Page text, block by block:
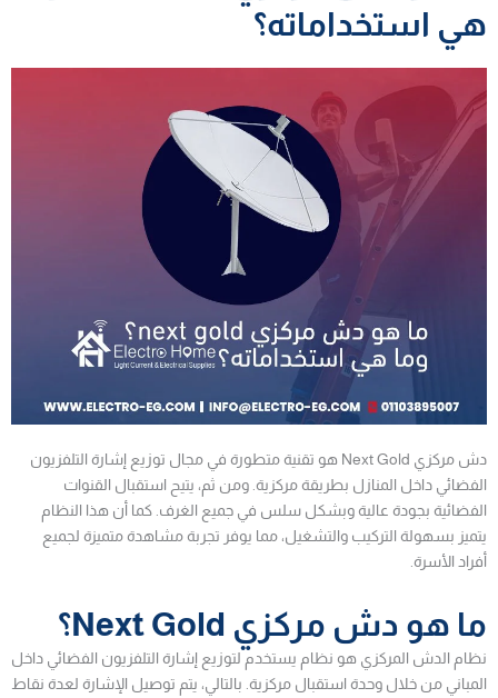
هي استخداماته؟
دش مركزي Next Gold هو تقنية متطورة في مجال توزيع إشارة التلفزيون
الفضائي داخل المنازل بطريقة مركزية. ومن ثم، يتيح استقبال القنوات
الفضائية بجودة عالية وبشكل سلس في جميع الغرف. كما أن هذا النظام
يتميز بسهولة التركيب والتشغيل، مما يوفر تجربة مشاهدة متميزة لجميع
أفراد الأسرة.
ما هو دش مركزي Next Gold؟
نظام الدش المركزي هو نظام يستخدم لتوزيع إشارة التلفزيون الفضائي داخل
المباني من خلال وحدة استقبال مركزية. بالتالي، يتم توصيل الإشارة لعدة نقاط